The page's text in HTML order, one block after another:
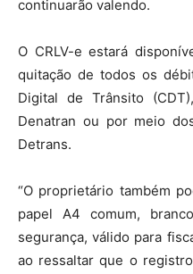
continuarão valendo.
O CRLV-e estará
quitação de todos os
Digital de Trânsito
Denatran ou por meio
Detrans.
“O proprietário também
papel A4 comum,
segurança, válido para
ao ressaltar que o